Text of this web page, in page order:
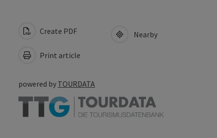
Create PDF
Print article
Nearby
powered by TOURDATA